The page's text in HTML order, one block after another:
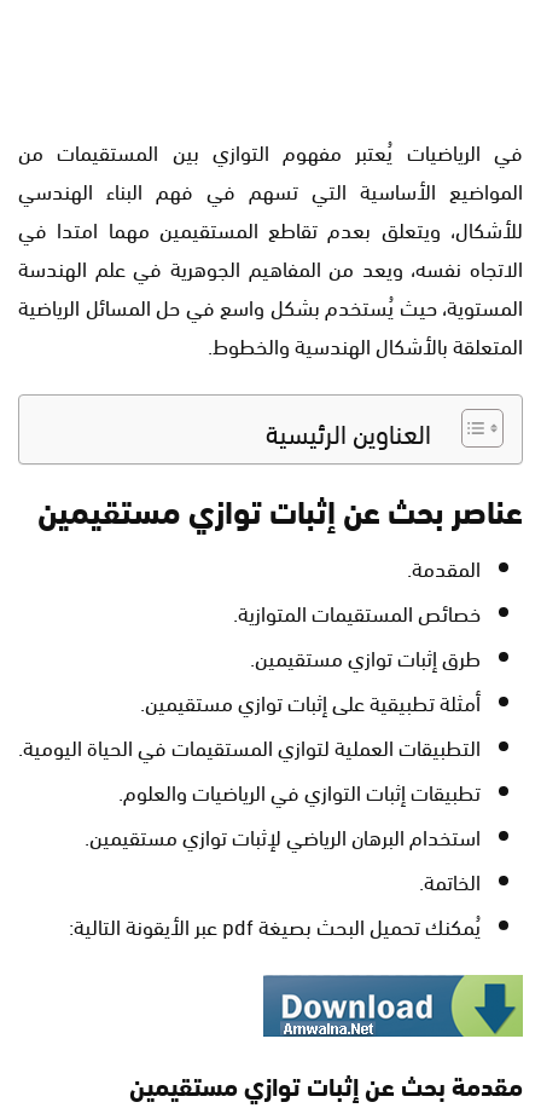
في الرياضيات يُعتبر مفهوم التوازي بين المستقيمات من
المواضيع الأساسية التي تسهم في فهم البناء الهندسي
للأشكال، ويتعلق بعدم تقاطع المستقيمين مهما امتدا في
الاتجاه نفسه، ويعد من المفاهيم الجوهرية في علم الهندسة
المستوية، حيث يُستخدم بشكل واسع في حل المسائل الرياضية
المتعلقة بالأشكال الهندسية والخطوط.
العناوين الرئيسية
عناصر بحث عن إثبات توازي مستقيمين
المقدمة.
خصائص المستقيمات المتوازية.
طرق إثبات توازي مستقيمين.
أمثلة تطبيقية على إثبات توازي مستقيمين.
التطبيقات العملية لتوازي المستقيمات في الحياة اليومية.
تطبيقات إثبات التوازي في الرياضيات والعلوم.
استخدام البرهان الرياضي لإثبات توازي مستقيمين.
الخاتمة.
يُمكنك تحميل البحث بصيغة pdf عبر الأيقونة التالية:
مقدمة بحث عن إثبات توازي مستقيمين